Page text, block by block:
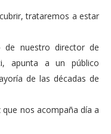
trataremos a estar
de nuestro director de
apunta a un público
de las décadas de
nos acompaña día a